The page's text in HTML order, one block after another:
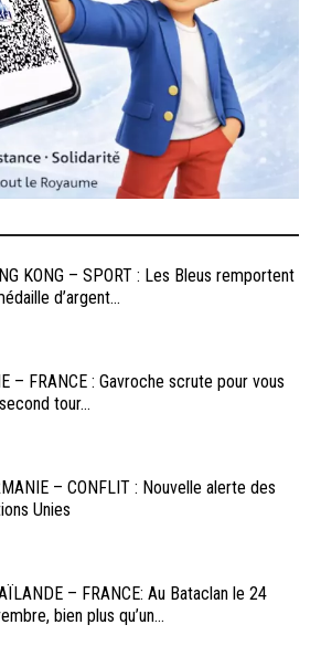
KONG – SPORT : Les Bleus remportent
d’argent...
– FRANCE : Gavroche scrute pour vous
tour...
– CONFLIT : Nouvelle alerte des
Unies
– FRANCE: Au Bataclan le 24
bien plus qu’un...